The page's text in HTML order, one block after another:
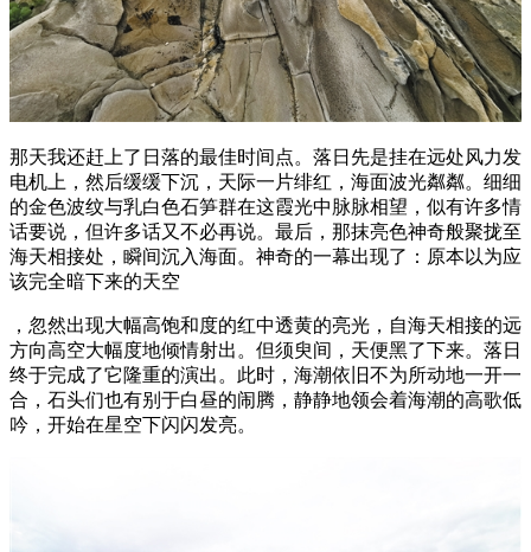
那天我还赶上了日落的最佳时间点。落日先是挂在远处风力发
电机上，然后缓缓下沉，天际一片绯红，海面波光粼粼。细细
的金色波纹与乳白色石笋群在这霞光中脉脉相望，似有许多情
话要说，但许多话又不必再说。最后，那抹亮色神奇般聚拢至
海天相接处，瞬间沉入海面。神奇的一幕出现了：原本以为应
该完全暗下来的天空
，忽然出现大幅高饱和度的红中透黄的亮光，自海天相接的远
方向高空大幅度地倾情射出。但须臾间，天便黑了下来。落日
终于完成了它隆重的演出。此时，海潮依旧不为所动地一开一
合，石头们也有别于白昼的闹腾，静静地领会着海潮的高歌低
吟，开始在星空下闪闪发亮。